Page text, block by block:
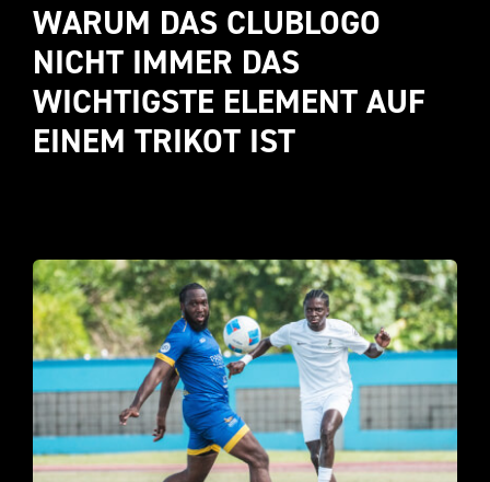
WARUM DAS CLUBLOGO
NICHT IMMER DAS
WICHTIGSTE ELEMENT AUF
EINEM TRIKOT IST